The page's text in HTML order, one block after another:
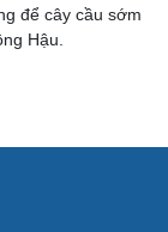
để cây cầu sớm
Hậu.